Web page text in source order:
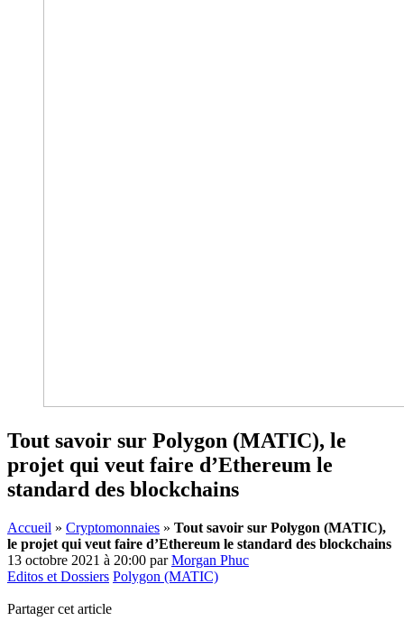
Tout savoir sur Polygon (MATIC), le
projet qui veut faire d’Ethereum le
standard des blockchains
Accueil » Cryptomonnaies » Tout savoir sur Polygon (MATIC),
le projet qui veut faire d’Ethereum le standard des blockchains
13 octobre 2021 à 20:00 parMorgan Phuc
Editos et Dossiers Polygon (MATIC)
Partager cet article